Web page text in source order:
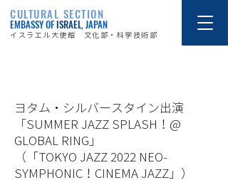
CULTURAL SECTION
EMBASSY OFISRAEL, JAPAN
イスラエル大使館 文化部・科学技術部
ヨタム・シルバースタイン出演
「SUMMER JAZZ SPLASH！@
GLOBAL RING」
（「TOKYO JAZZ 2022 NEO-
SYMPHONIC！CINEMA JAZZ」）